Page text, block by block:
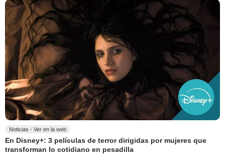
Noticias - Ver en la web
En Disney+: 3 películas de terror dirigidas por mujeres que
transforman lo cotidiano en pesadilla